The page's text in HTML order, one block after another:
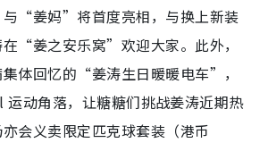
“姜妈”将首度亮相，与换上新装
“姜之安乐窝”欢迎大家。此外，
体回忆的“姜涛生日暖暖电车”，
动角落，让糖糖们挑战姜涛近期热
会义卖限定匹克球套装（港币